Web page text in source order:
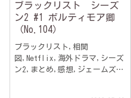
ブラックリスト シーズ
ン2 #1 ボルティモア卿
（No.104）
ブラックリスト,相関
図,Netflix,海外ドラマ,シーズ
ン2,まとめ,感想,ジェームズ・